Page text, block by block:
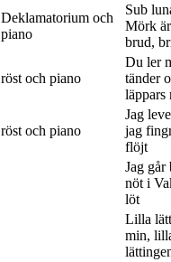
Deklamatorium och
piano
Sub
Mörk
brud,
röst och piano
Du ler
tänder
läppars
röst och piano
Jag
jag
flöjt
Jag går
nöt i
löt
Lilla
min,